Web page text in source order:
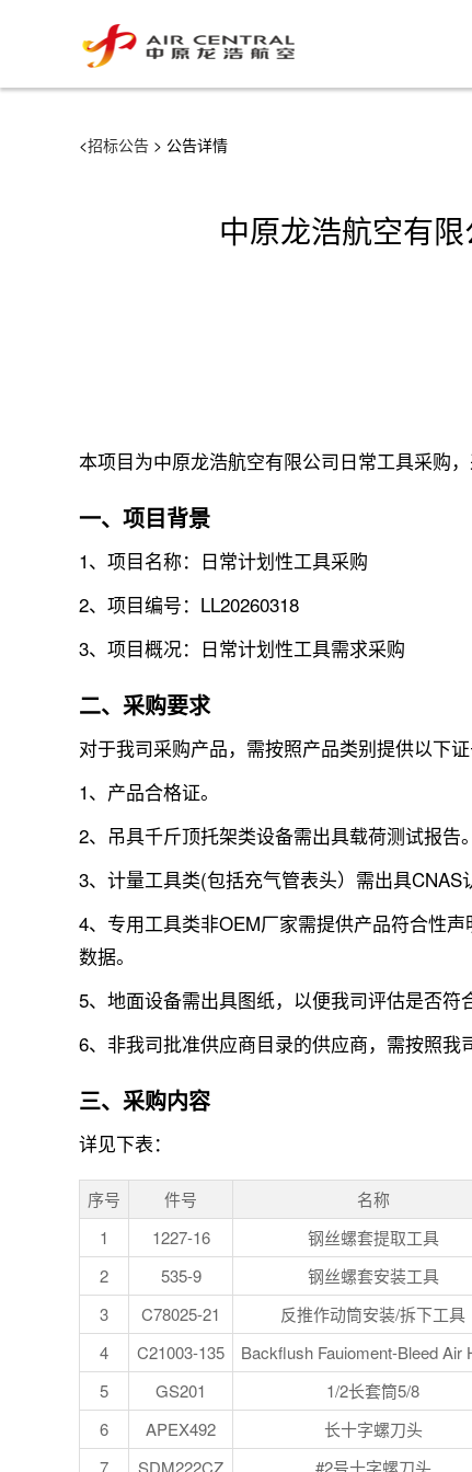
<招标公告 > 公告详情
中原龙浩航空有
本项目为中原龙浩航空有限公司日常工具采购
一、项目背景
1、项目名称：日常计划性工具采购
2、项目编号：LL20260318
3、项目概况：日常计划性工具需求采购
二、采购要求
对于我司采购产品，需按照产品类别提供以下证
1、产品合格证。
2、吊具千斤顶托架类设备需出具载荷测试报告。
3、计量工具类(包括充气管表头）需出具CNAS
4、专用工具类非OEM厂家需提供产品符合性
数据。
5、地面设备需出具图纸，以便我司评估是否符
6、非我司批准供应商目录的供应商，需按照我
三、采购内容
详见下表：
序号 件号 名称
1
1227-16 钢丝螺套提取工具
2
535-9 钢丝螺套安装工具
3
C78025-21 反推作动筒安装/拆下工具
4
C21003-135 Backflush Fauioment-Bleed Air
5
GS201 1/2长套筒5/8
6
APEX492 长十字螺刀头
7
SDM222CZ #2号十字螺刀头